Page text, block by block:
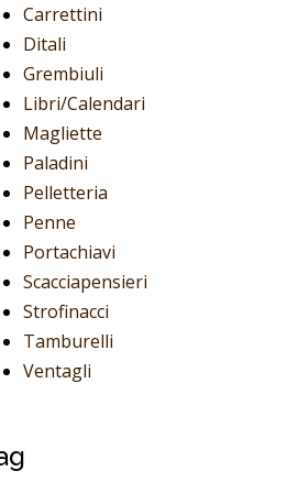
Carrettini
Ditali
Grembiuli
Libri/Calendari
Magliette
Paladini
Pelletteria
Penne
Portachiavi
Scacciapensieri
Strofinacci
Tamburelli
Ventagli